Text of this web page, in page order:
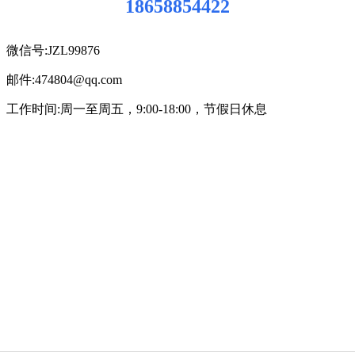
18658854422
微信号:JZL99876
邮件:474804@qq.com
工作时间:周一至周五，9:00-18:00，节假日休息